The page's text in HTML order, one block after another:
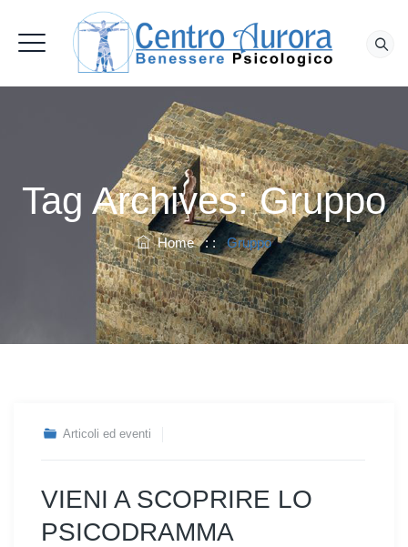
Tag Archives:Gruppo
Home: :Gruppo
Articoli ed eventi
VIENI A SCOPRIRE LO
PSICODRAMMA